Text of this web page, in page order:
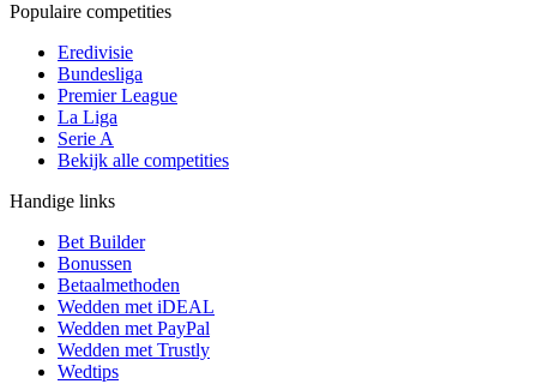
Populaire competities
Eredivisie
Bundesliga
Premier League
La Liga
Serie A
Bekijk alle competities
Handige links
Bet Builder
Bonussen
Betaalmethoden
Wedden met iDEAL
Wedden met PayPal
Wedden met Trustly
Wedtips